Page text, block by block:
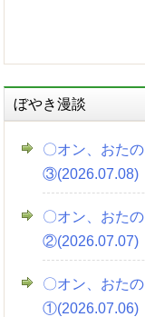
ぼやき漫談
〇オン、おた
③(2026.07.08)
〇オン、おた
②(2026.07.07)
〇オン、おた
①(2026.07.06)